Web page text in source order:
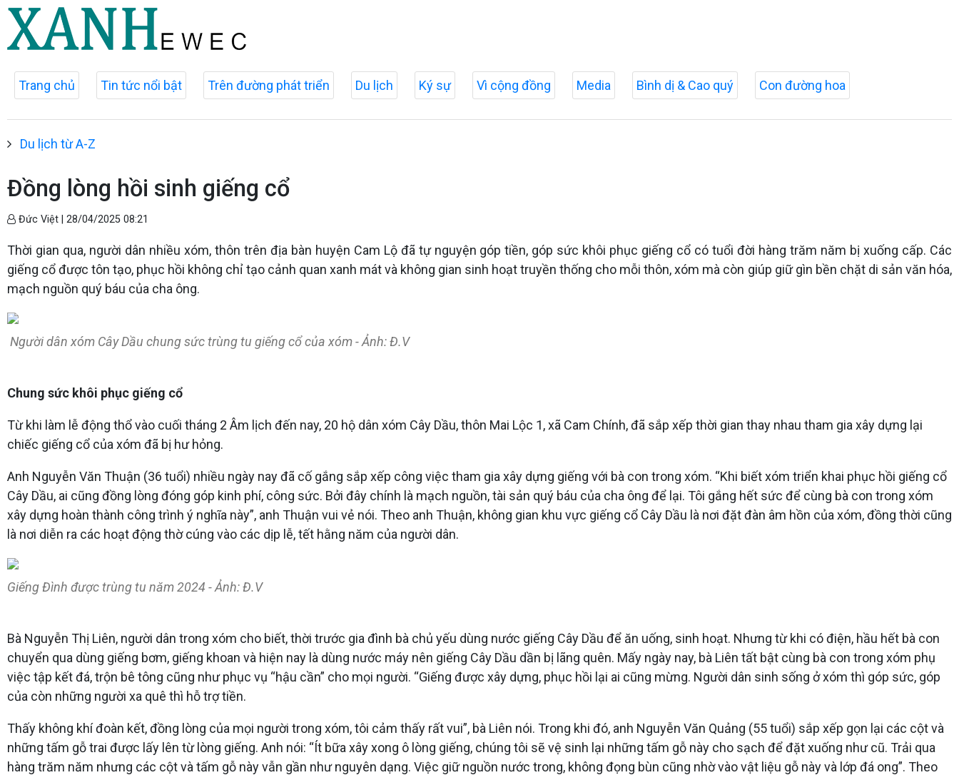
Trang chủ Tin tức nổi bật Trên đường phát triển Du lịch Ký sự Vì cộng đồng Media Bình dị & Cao quý Con đường hoa
Du lịch từ A-Z
Đồng lòng hồi sinh giếng cổ
Đức Việt | 28/04/2025 08:21
Thời gian qua, người dân nhiều xóm, thôn trên địa bàn huyện Cam Lộ đã tự nguyện góp tiền, góp sức khôi phục giếng cổ có tuổi đời hàng trăm năm bị xuống cấp. Các
giếng cổ được tôn tạo, phục hồi không chỉ tạo cảnh quan xanh mát và không gian sinh hoạt truyền thống cho mỗi thôn, xóm mà còn giúp giữ gìn bền chặt di sản văn hóa,
mạch nguồn quý báu của cha ông.
Người dân xóm Cây Dầu chung sức trùng tu giếng cổ của xóm - Ảnh: Đ.V
Chung sức khôi phục giếng cổ
Từ khi làm lễ động thổ vào cuối tháng 2 Âm lịch đến nay, 20 hộ dân xóm Cây Dầu, thôn Mai Lộc 1, xã Cam Chính, đã sắp xếp thời gian thay nhau tham gia xây dựng lại
chiếc giếng cổ của xóm đã bị hư hỏng.
Anh Nguyễn Văn Thuận (36 tuổi) nhiều ngày nay đã cố gắng sắp xếp công việc tham gia xây dựng giếng với bà con trong xóm. “Khi biết xóm triển khai phục hồi giếng cổ
Cây Dầu, ai cũng đồng lòng đóng góp kinh phí, công sức. Bởi đây chính là mạch nguồn, tài sản quý báu của cha ông để lại. Tôi gắng hết sức để cùng bà con trong xóm
xây dựng hoàn thành công trình ý nghĩa này”, anh Thuận vui vẻ nói. Theo anh Thuận, không gian khu vực giếng cổ Cây Dầu là nơi đặt đàn âm hồn của xóm, đồng thời cũng
là nơi diễn ra các hoạt động thờ cúng vào các dịp lễ, tết hằng năm của người dân.
Giếng Đình được trùng tu năm 2024 - Ảnh: Đ.V
Bà Nguyễn Thị Liên, người dân trong xóm cho biết, thời trước gia đình bà chủ yếu dùng nước giếng Cây Dầu để ăn uống, sinh hoạt. Nhưng từ khi có điện, hầu hết bà con
chuyển qua dùng giếng bơm, giếng khoan và hiện nay là dùng nước máy nên giếng Cây Dầu dần bị lãng quên. Mấy ngày nay, bà Liên tất bật cùng bà con trong xóm phụ
việc tập kết đá, trộn bê tông cũng như phục vụ “hậu cần” cho mọi người. “Giếng được xây dựng, phục hồi lại ai cũng mừng. Người dân sinh sống ở xóm thì góp sức, góp
của còn những người xa quê thì hỗ trợ tiền.
Thấy không khí đoàn kết, đồng lòng của mọi người trong xóm, tôi cảm thấy rất vui”, bà Liên nói. Trong khi đó, anh Nguyễn Văn Quảng (55 tuổi) sắp xếp gọn lại các cột và
những tấm gỗ trai được lấy lên từ lòng giếng. Anh nói: “Ít bữa xây xong ô lòng giếng, chúng tôi sẽ vệ sinh lại những tấm gỗ này cho sạch để đặt xuống như cũ. Trải qua
hàng trăm năm nhưng các cột và tấm gỗ này vẫn gần như nguyên dạng. Việc giữ nguồn nước trong, không đọng bùn cũng nhờ vào vật liệu gỗ này và lớp đá ong”. Theo